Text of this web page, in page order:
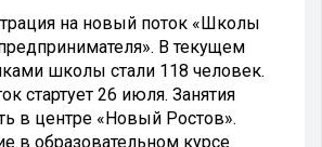
на новый поток «Школы
В текущем
школы стали 118 человек.
стартует 26 июля. Занятия
в центре «Новый Ростов».
в образовательном курсе